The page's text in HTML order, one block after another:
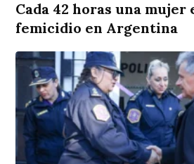
Cada 42 horas una mujer
femicidio en Argentina